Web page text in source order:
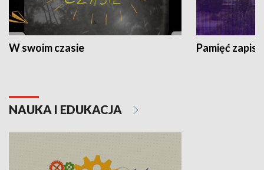
W swoim czasie Pamięć
NAUKA I EDUKACJA